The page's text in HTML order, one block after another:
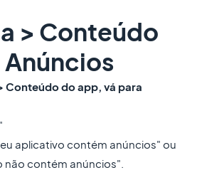
> Conteúdo
Conteúdo do app, vá para
aplicativo contém anúncios" ou
não contém anúncios".